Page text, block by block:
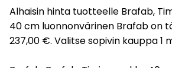
Alhaisin hinta tuotteelle Brafab,
40 cm luonnonvärinen Brafab on
237,00 €. Valitse sopivin kauppa 1